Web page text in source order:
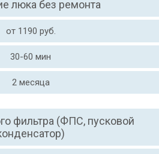
люка без ремонта
от 1190 руб.
30-60 мин
2 месяца
фильтра (ФПС, пусковой